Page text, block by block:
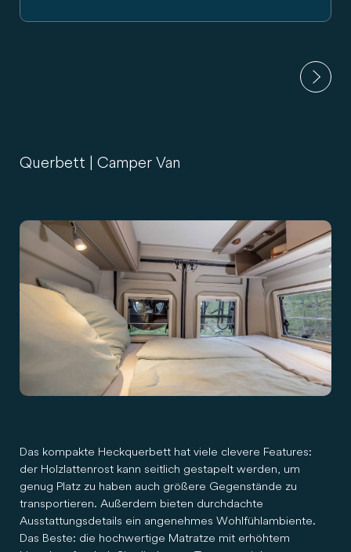
Querbett | Camper Van
Das kompakte Heckquerbett hat viele clevere Features:
der Holzlattenrost kann seitlich gestapelt werden, um
genug Platz zu haben auch größere Gegenstände zu
transportieren. Außerdem bieten durchdachte
Ausstattungsdetails ein angenehmes Wohlfühlambiente.
Das Beste: die hochwertige Matratze mit erhöhtem